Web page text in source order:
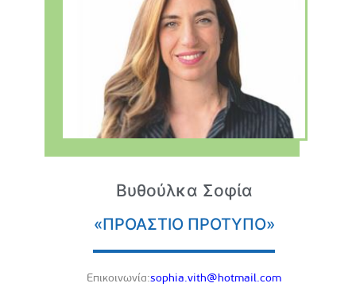
Βυθούλκα Σοφία
«ΠΡΟΑΣΤΙΟ ΠΡΟΤΥΠΟ»
Eπικοινωνία:sophia.vith@hotmail.com